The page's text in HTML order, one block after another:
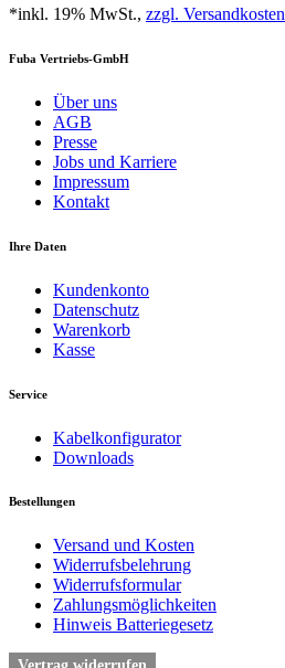
*inkl. 19% MwSt., zzgl. Versandkosten
Fuba Vertriebs-GmbH
Über uns
AGB
Presse
Jobs und Karriere
Impressum
Kontakt
Ihre Daten
Kundenkonto
Datenschutz
Warenkorb
Kasse
Service
Kabelkonfigurator
Downloads
Bestellungen
Versand und Kosten
Widerrufsbelehrung
Widerrufsformular
Zahlungsmöglichkeiten
Hinweis Batteriegesetz